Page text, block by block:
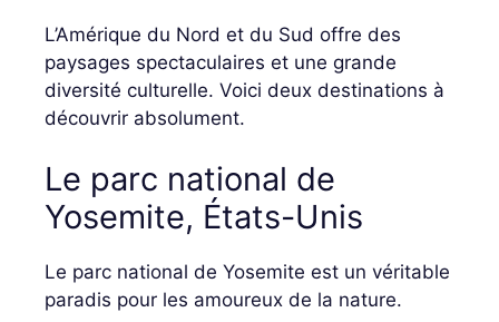
L’Amérique du Nord et du Sud offre des
paysages spectaculaires et une grande
diversité culturelle. Voici deux destinations à
découvrir absolument.
Le parc national de
Yosemite, États-Unis
Le parc national de Yosemite est un véritable
paradis pour les amoureux de la nature.